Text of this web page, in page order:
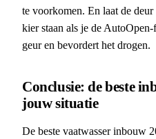
te voorkomen. En laat de
kier staan als je de
geur en bevordert het drogen.
Conclusie: de beste
jouw situatie
De beste vaatwasser inbouw